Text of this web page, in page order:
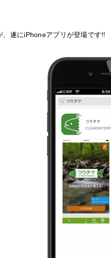
遂にiPhoneアプリが登場です!!